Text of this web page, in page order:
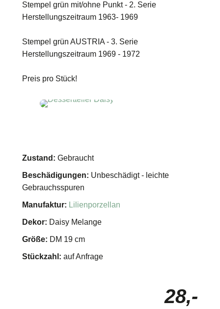
Stempel grün mit/ohne Punkt - 2. Serie
Herstellungszeitraum 1963- 1969
Stempel grün AUSTRIA - 3. Serie
Herstellungszeitraum 1969 - 1972
Preis pro Stück!
Zustand: Gebraucht
Beschädigungen: Unbeschädigt - leichte
Gebrauchsspuren
Manufaktur: Lilienporzellan
Dekor: Daisy Melange
Größe: DM 19 cm
Stückzahl: auf Anfrage
28,-